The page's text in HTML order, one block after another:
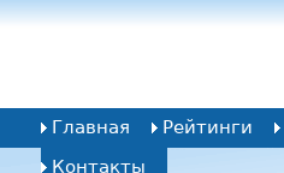
Главная Рейтинги
Контакты